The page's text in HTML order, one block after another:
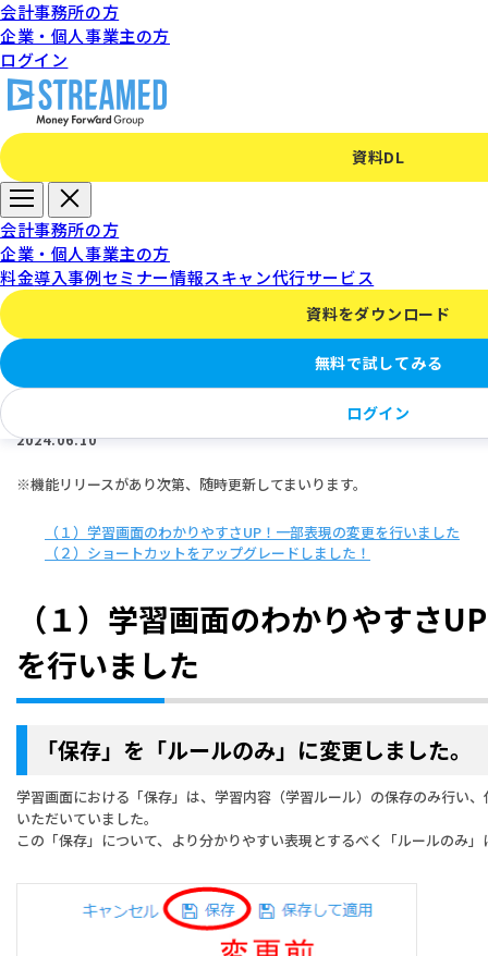
会計事務所の方
企業・個人事業主の方
ログイン
資料DL
会計事務所の方
企業・個人事業主の方
料金導入事例セミナー情報スキャン代行サービス
資料をダウンロード
無料で試してみる
ログイン
【STREAMED】アップデートのお知らせ (2024
年6月)
2024.06.10
※機能リリースがあり次第、随時更新してまいります。
（１）学習画面のわかりやすさUP！一部表現の変更を行いました
（２）ショートカットをアップグレードしました！
（１）学習画面のわかりやすさ
を行いました
「保存」を「ルールのみ」に変更しました。
学習画面における「保存」は、学習内容（学習ルール）の保存のみ行い
いただいていました。
この「保存」について、より分かりやすい表現とするべく「ルールのみ